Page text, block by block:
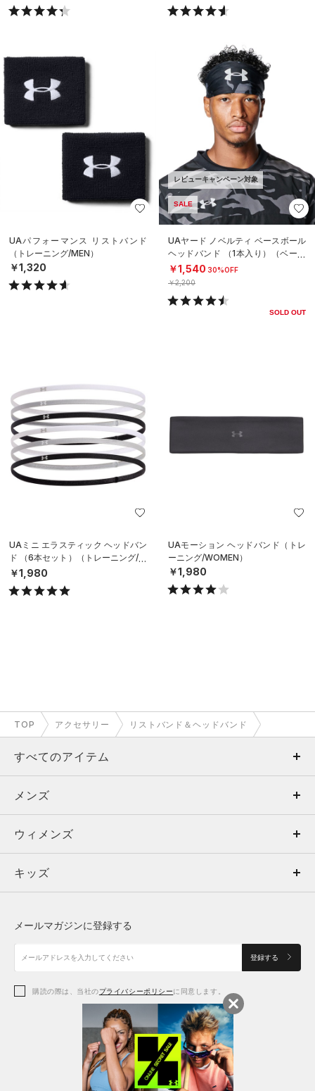
UAパフォーマンス リストバンド
（トレーニング/MEN）
￥1,320
レビューキャンペーン対象
SALE
UAヤード ノベルティ ベースボール
ヘッドバンド （1本入り）（ベース
ボール/MEN）
￥1,540 30%OFF
￥2,200
SOLD OUT
UAミニ エラスティック ヘッドバン
ド （6本セット）（トレーニング/W
OMEN）
￥1,980
UAモーション ヘッドバンド（トレ
ーニング/WOMEN）
￥1,980
TOP アクセサリー リストバンド＆ヘッドバンド
すべてのアイテム
メンズ
ウィメンズ
キッズ
アクセサリー
メンズ
トップス
ボトムス
アクセサリー
ウィメンズ
トップス
シューズ
アクセサリー
レギンス＆タイツ
キッズ
シューズ
メールマガジンに登録する
登録する
購読の際は、当社のプライバシーポリシーに同意します。